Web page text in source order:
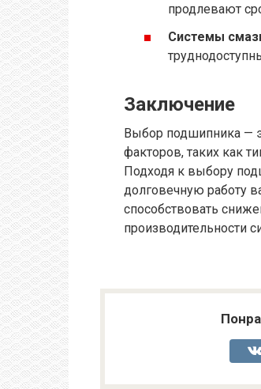
продлевают
Системы
Заключение
Выбор подшипника —
факторов, таких как
Подходя к выбору
долговечную работу
способствовать
производительности